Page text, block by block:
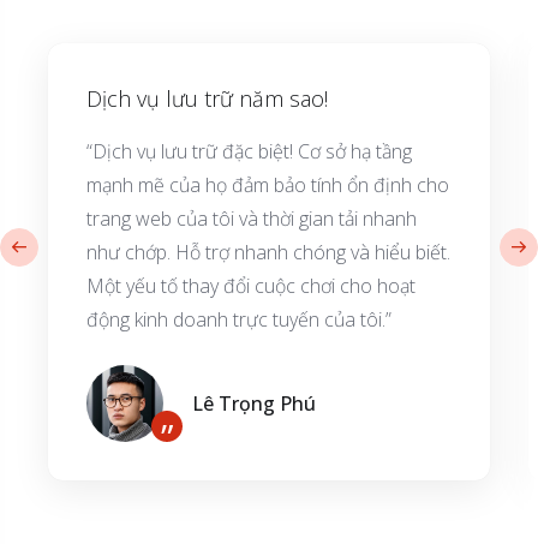
Dịch vụ lưu trữ năm sao!
“Dịch vụ lưu trữ đặc biệt! Cơ sở hạ tầng
mạnh mẽ của họ đảm bảo tính ổn định cho
trang web của tôi và thời gian tải nhanh
như chớp. Hỗ trợ nhanh chóng và hiểu biết.
Một yếu tố thay đổi cuộc chơi cho hoạt
động kinh doanh trực tuyến của tôi.”
”
Lê Trọng Phú